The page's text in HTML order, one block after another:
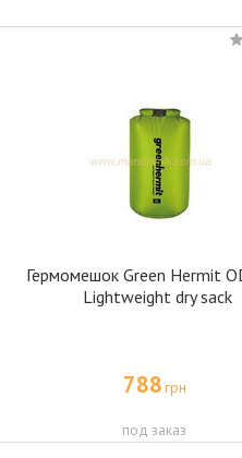
Гермомешок Green Hermit
Lightweight dry sack
788грн
под заказ